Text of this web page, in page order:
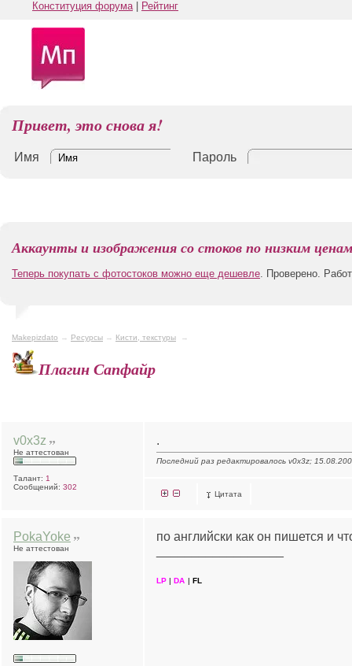
Конституция форума| Рейтинг
Привет, это снова я!
Имя Пароль
Аккаунты и изображения со стоков по низким ценам
Теперь покупать с фотостоков можно еще дешевле. Проверено.
Makepizdato → Ресурсы → Кисти, текстуры →
Плагин Сапфайр
v0x3z
Не аттестован
Талант: 1
Сообщений: 302
.
Последний раз редактировалось v0x3z;
Цитата
PokaYoke
Не аттестован
по английски как он пишется и
LP | DA | FL